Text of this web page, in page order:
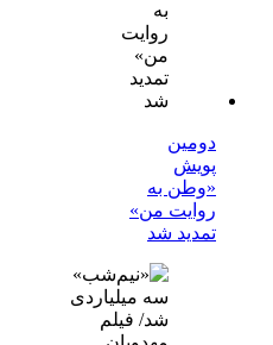
دومین
پویش
«وطن به
روایت من»
تمدید شد